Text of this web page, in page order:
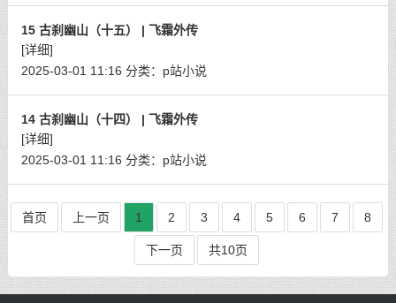
15 古刹幽山（十五） | 飞霜外传
[详细]
2025-03-01 11:16 分类： p站小说
14 古刹幽山（十四） | 飞霜外传
[详细]
2025-03-01 11:16 分类： p站小说
首页 上一页 1 2 3 4 5 6 7 8
下一页 共10页